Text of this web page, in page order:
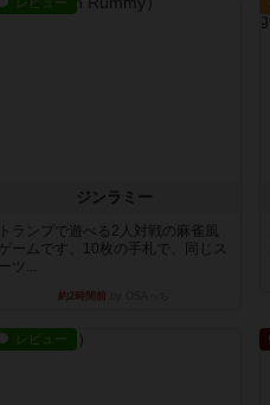
ジンラミー
トランプで遊べる2人対戦の麻雀風
ゲームです。10枚の手札で、同じス
ーツ...
約2時間前
レビュー